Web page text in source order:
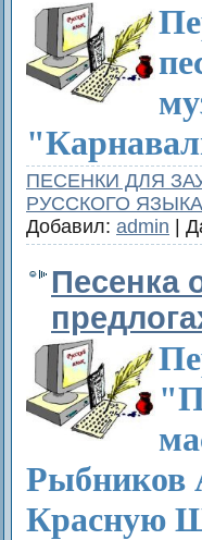
ПЕСЕНКИ ДЛЯ
РУССКОГО ЯЗЫКА
Добавил: admin |
Песенка
Рыбников
Красную